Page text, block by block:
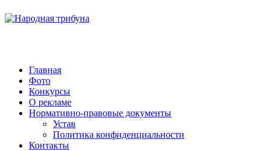
Народная трибуна
Калининская районная газета
Главная
Фото
Конкурсы
О рекламе
Нормативно-правовые документы
Устав
Политика конфиденциальности
Контакты